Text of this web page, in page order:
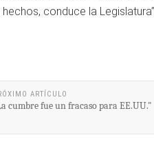
conduce la
ARTÍCULO
cumbre fue un fracaso para EE.UU."